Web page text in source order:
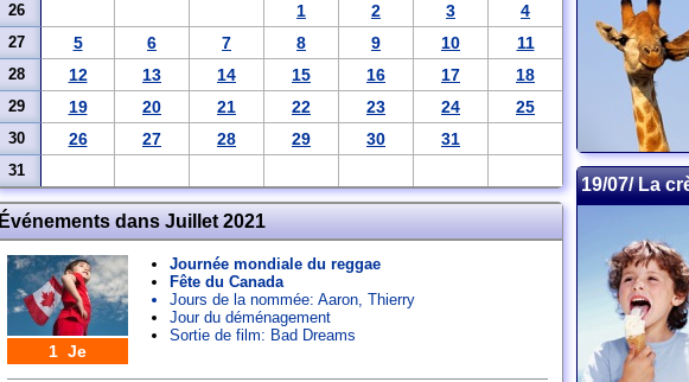
26
1 2 3 4
27 5 6 7 8 9 10 11
28 12 13 14 15 16 17 18
29 19 20 21 22 23 24 25
30 26 27 28 29 30 31
31
Événements dans Juillet 2021
1 Je
Journée mondiale du reggae
Fête du Canada
Jours de la nommée: Aaron, Thierry
Jour du déménagement
Sortie de film: Bad Dreams
19/07/ La